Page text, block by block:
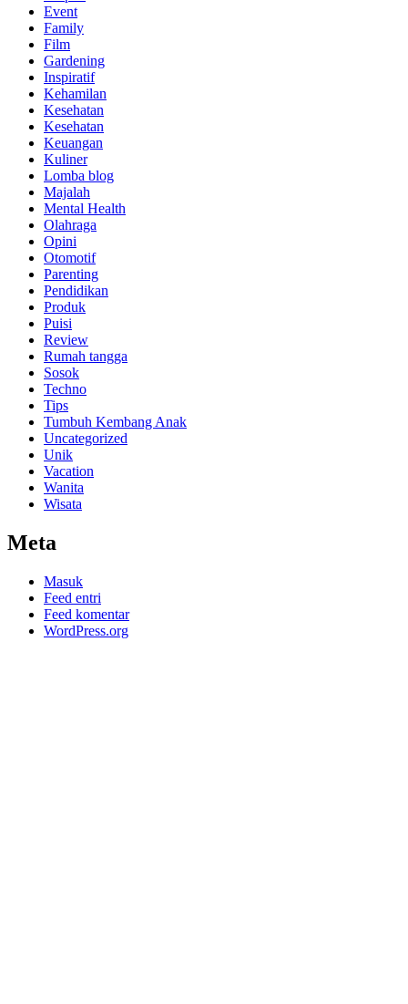
Event
Family
Film
Gardening
Inspiratif
Kehamilan
Kesehatan
Kesehatan
Keuangan
Kuliner
Lomba blog
Majalah
Mental Health
Olahraga
Opini
Otomotif
Parenting
Pendidikan
Produk
Puisi
Review
Rumah tangga
Sosok
Techno
Tips
Tumbuh Kembang Anak
Uncategorized
Unik
Vacation
Wanita
Wisata
Meta
Masuk
Feed entri
Feed komentar
WordPress.org